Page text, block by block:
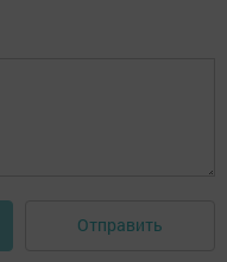
Отправить